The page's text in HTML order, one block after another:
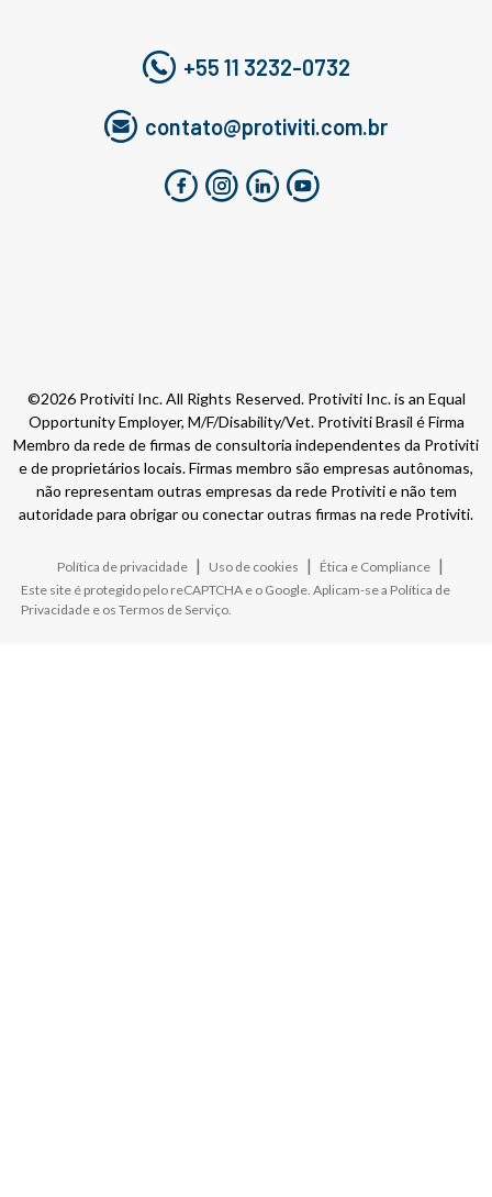
+55 11 3232-0732
contato@protiviti.com.br
©2026 Protiviti Inc. All Rights Reserved. Protiviti Inc. is an Equal
Opportunity Employer, M/F/Disability/Vet. Protiviti Brasil é Firma
Membro da rede de firmas de consultoria independentes da Protiviti
e de proprietários locais. Firmas membro são empresas autônomas,
não representam outras empresas da rede Protiviti e não tem
autoridade para obrigar ou conectar outras firmas na rede Protiviti.
Política de privacidade | Uso de cookies | Ética e Compliance |
Este site é protegido pelo reCAPTCHA e o Google. Aplicam-se a Política de
Privacidade e os Termos de Serviço.